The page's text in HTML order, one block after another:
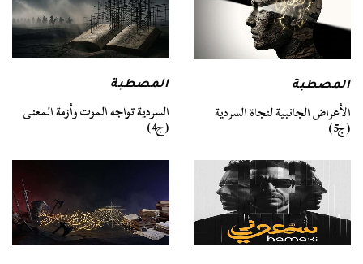
المصطبة
الأعراض الجانبية لنجاة السردية
(ج5)
المصطبة
السردية تواجه الموت وأزمة المعنى
(ج4)